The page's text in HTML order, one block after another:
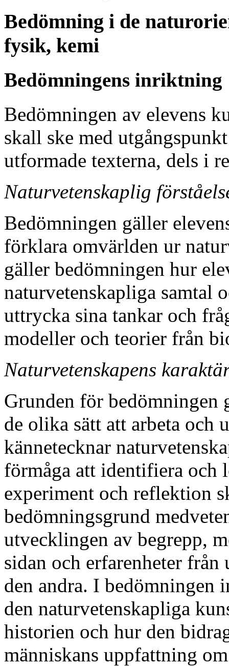
Bedömning i de
fysik, kemi
Bedömningens inriktning
Bedömningen av elevens
skall ske med
utformade texterna, dels i
Naturvetenskaplig
Bedömningen gäller
förklara omvärlden ur
gäller bedömningen hur
naturvetenskapliga samtal
uttrycka sina tankar och
modeller och teorier från
Naturvetenskapens
Grunden för bedömningen
de olika sätt att arbeta och
kännetecknar
förmåga att identifiera och
experiment och reflektion
bedömningsgrund
utvecklingen av begrepp,
sidan och erfarenheter
den andra. I bedömningen
den naturvetenskapliga
historien och hur den
människans uppfattning